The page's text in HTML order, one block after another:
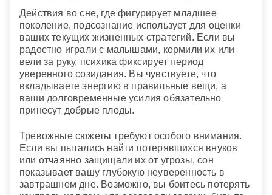
Действия во сне, где фигурирует младшее
поколение, подсознание использует для оценки
ваших текущих жизненных стратегий. Если вы
радостно играли с малышами, кормили их или
вели за руку, психика фиксирует период
уверенного созидания. Вы чувствуете, что
вкладываете энергию в правильные вещи, а
ваши долговременные усилия обязательно
принесут добрые плоды.
Тревожные сюжеты требуют особого внимания.
Если вы пытались найти потерявшихся внуков
или отчаянно защищали их от угрозы, сон
показывает вашу глубокую неуверенность в
завтрашнем дне. Возможно, вы боитесь потерять